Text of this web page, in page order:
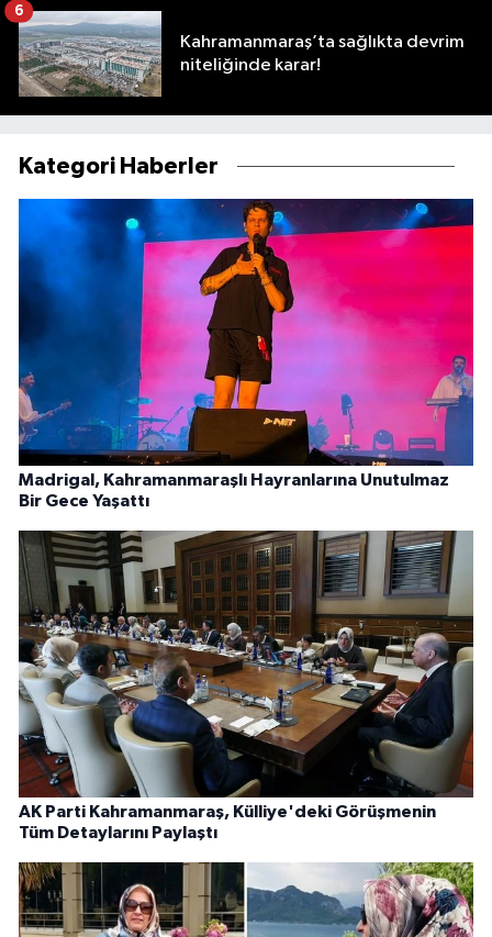
Kahramanmaraş’ta sağlıkta devrim
niteliğinde karar!
6
Kategori Haberler
Madrigal, Kahramanmaraşlı Hayranlarına Unutulmaz
Bir Gece Yaşattı
AK Parti Kahramanmaraş, Külliye'deki Görüşmenin
Tüm Detaylarını Paylaştı